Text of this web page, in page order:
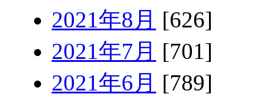
2021年8月 [626]
2021年7月 [701]
2021年6月 [789]